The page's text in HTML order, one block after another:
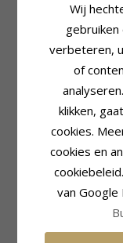
Productinformatie
Damesring
Karaat:14
Edelmetaal:Witgoud
Oppervlak:Glanzend
Breedte: 4,0 mm
1,7 mm
Gewicht:4,8 G
Wij
verbeteren,
of
klikken,
cookies.
cookies en
cookiebeleid.
van Google